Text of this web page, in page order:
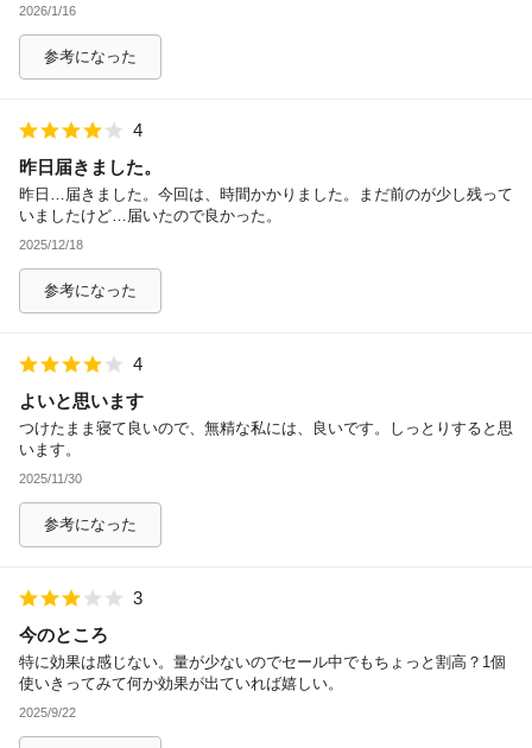
2026/1/16
参考になった
4
昨日届きました。
昨日…届きました。今回は、時間かかりました。まだ前のが少し残って
いましたけど…届いたので良かった。
2025/12/18
参考になった
4
よいと思います
つけたまま寝て良いので、無精な私には、良いです。しっとりすると思
います。
2025/11/30
参考になった
3
今のところ
特に効果は感じない。量が少ないのでセール中でもちょっと割高？1個
使いきってみて何か効果が出ていれば嬉しい。
2025/9/22